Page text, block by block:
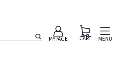
MYPAGE CART MENU